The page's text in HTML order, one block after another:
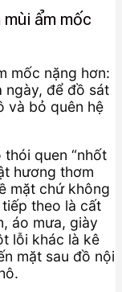
ẩm mốc
mốc nặng hơn:
ngày, để đồ sát
và bỏ quên hệ
quen “nhốt
hương thơm
mặt chứ không
theo là cất
áo mưa, giày
lỗi khác là kê
mặt sau đồ nội